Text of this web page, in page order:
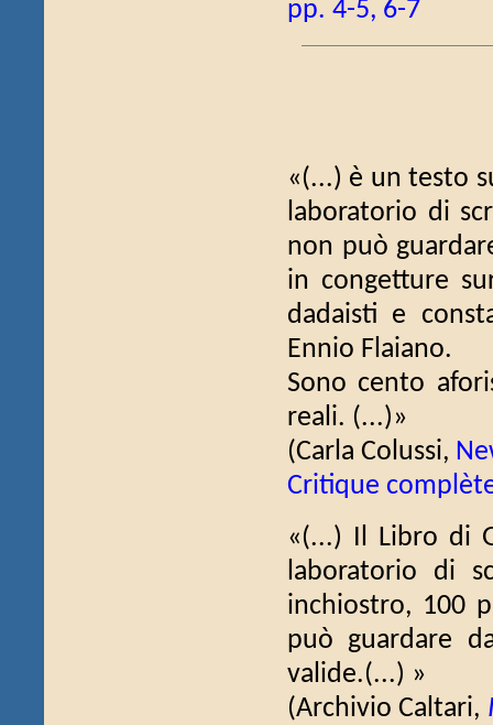
pp. 4-5, 6-7
«(...) è un testo
laboratorio di
non può
in congetture
dadaisti e
Ennio Flaiano.
Sono cento
reali. (...)»
(Carla Colussi,
Critique
«(...) Il Libro di
laboratorio di
inchiostro, 100
può guardare
valide.(...) »
(Archivio Caltari,